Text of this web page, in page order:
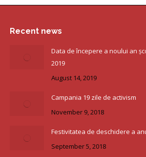
Recent news
Data de începere a noului an
2019
August 14, 2019
Campania 19 zile de activism
November 9, 2018
Festivitatea de deschidere a
September 5, 2018